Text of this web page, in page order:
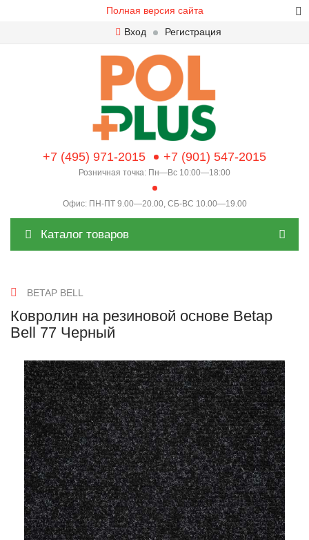
Полная версия сайта
Вход
Регистрация
+7 (495) 971-2015 +7 (901) 547-2015
Розничная точка: Пн—Вс 10:00—18:00
Офис: ПН-ПТ 9.00—20.00, СБ-ВС 10.00—19.00
Каталог товаров
BETAP BELL
Ковролин на резиновой основе Betap
Bell 77 Черный